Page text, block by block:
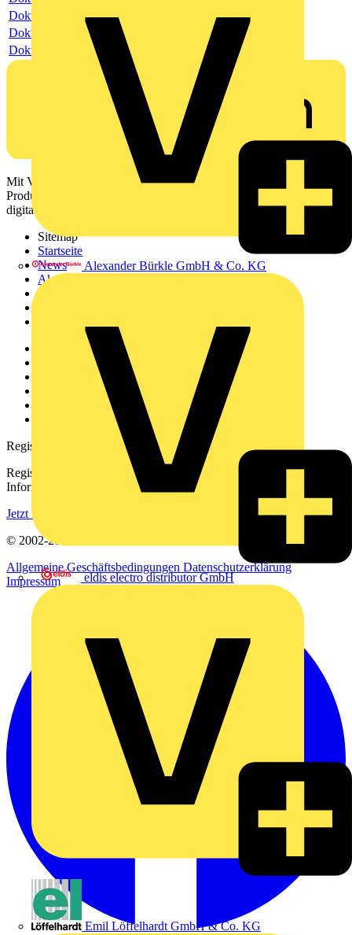
Alexander Bürkle GmbH & Co. KG
eldis electro distributor GmbH
Emil Löffelhardt GmbH & Co. KG
Dokument
Dokument
Dokument
Mit Voltimum erhalten Elektrofachkräfte Zugang zu Branchennews,
Produktinformationen, Schulungen und Tools – alles auf einer
digitalen Plattform und Community.
Sitemap
Startseite
News
Akademie
Produktsuche
Weitere Links
Downloadbereich (PDFs)
Häufig gestellte Fragen
Registrierung
Registrieren Sie sich kostenlos und erhalten Sie stets aktuelle
Informationen aus der Elektroindustrie.
Jetzt registrieren
© 2002-2026
Allgemeine Geschäftsbedingungen Datenschutzerklärung
Impressum